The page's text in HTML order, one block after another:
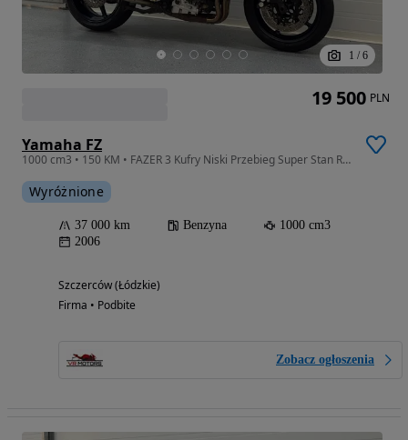
1 / 6
Yamaha FZ
1000 cm3 • 150 KM • FAZER 3 Kufry Niski Przebieg Super Stan Raty Transport Gwarancja
Wyróżnione
37 000 km Benzyna
1000 cm3
2006
Szczerców (Łódzkie)
Firma • Podbite
Zobacz ogłoszenia
19 500 PLN